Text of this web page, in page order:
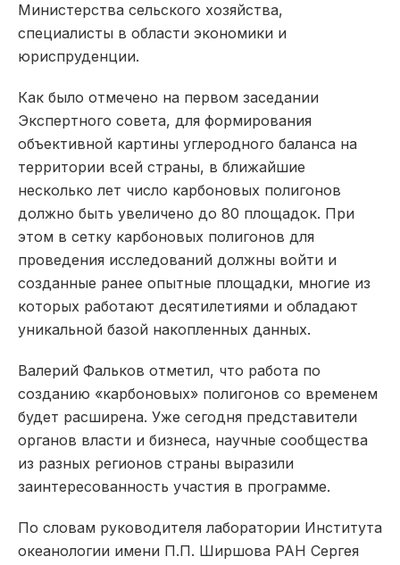
Министерства сельского хозяйства,
специалисты в области экономики и
юриспруденции.
Как было отмечено на первом заседании
Экспертного совета, для формирования
объективной картины углеродного баланса на
территории всей страны, в ближайшие
несколько лет число карбоновых полигонов
должно быть увеличено до 80 площадок. При
этом в сетку карбоновых полигонов для
проведения исследований должны войти и
созданные ранее опытные площадки, многие из
которых работают десятилетиями и обладают
уникальной базой накопленных данных.
Валерий Фальков отметил, что работа по
созданию «карбоновых» полигонов со временем
будет расширена. Уже сегодня представители
органов власти и бизнеса, научные сообщества
из разных регионов страны выразили
заинтересованность участия в программе.
По словам руководителя лаборатории Института
океанологии имени П.П. Ширшова РАН Сергея